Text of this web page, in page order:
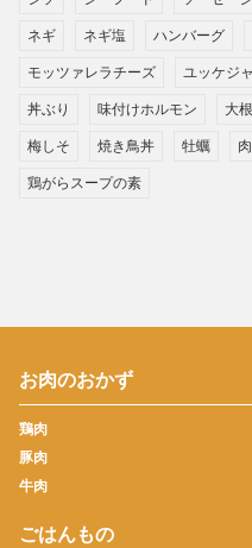
ネギ ネギ塩 ハンバーグ
モッツァレラチーズ ユッケジ
丼ぶり 味付けホルモン 大根
梅しそ 焼き鳥丼 牡蠣 肉
鶏がらスープの素
お肉のおかず
鶏肉
豚肉
牛肉
ごはんもの